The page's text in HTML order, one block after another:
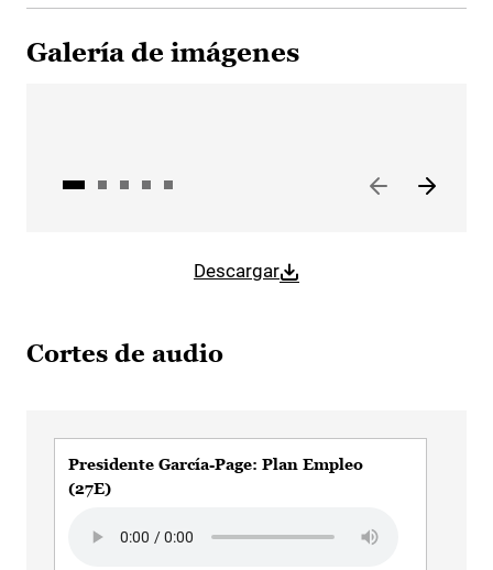
Galería de imágenes
Descargar
Cortes de audio
Presidente García-Page: Plan Empleo
(27E)